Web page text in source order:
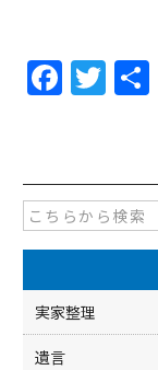
F
a
e
b
o
o
k
T
w
er
実家整理
遺言